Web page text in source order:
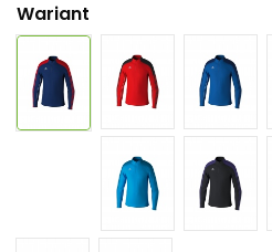
Wariant